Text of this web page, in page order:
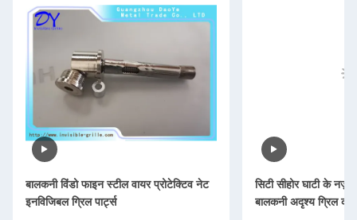
बालकनी विंडो फाइन स्टील वायर प्रोटेक्टिव नेट
इनविजिबल ग्रिल पार्ट्स
सिटी सीहोर घाटी के
बालकनी अदृश्य ग्रिल की